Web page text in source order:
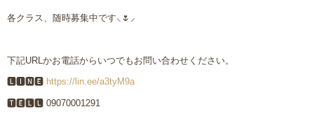
各クラス、随時募集中です⸜🌷︎⸝‍
下記URLかお電話からいつでもお問い合わせください。
🅻🅸🅽🅴 https://lin.ee/a3tyM9a
🆃🅴🅻🅻 09070001291